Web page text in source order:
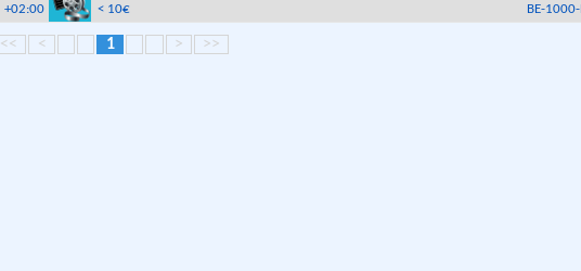
+02:00 < 10€ BE-1000-
<< < 1 > >>